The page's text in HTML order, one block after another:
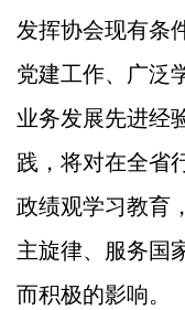
发挥协会现有条
党建工作、广泛
业务发展先进经
践，将对在全省
政绩观学习教育
主旋律、服务国
而积极的影响。